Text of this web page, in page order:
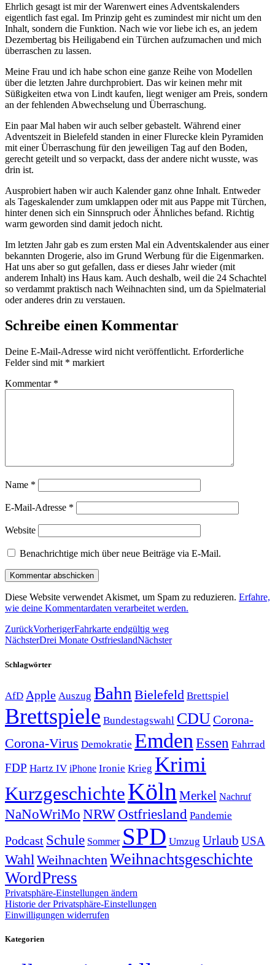
Ehrlich gesagt ist mir der Warenwert eines Adventskalenders
eigentlich fast egal. Im Prinzip geht es zumindest mir nicht um den
Inhalt, sondern die Funktion. Nach wie vor liebe ich es, an jedem
Dezembertag bis Heiligabend ein Türchen aufzumachen und mich
überraschen zu lassen.
Meine Frau und ich habe schon eine ganze Reihe von Modellen
über die letzten Jahre durchprobiert. Das wir keinen mehr mit
Süßigkeiten etwa von Lindt kaufen, liegt weniger am Preis, sondern
an der fehlenden Abwechselung und Überraschung.
Ein paar Mal haben wir auch selber gebastelt. Während einer
Adventszeit in Bielefeld standen in einer Flurecke klein Pyramiden
mit einer Überraschung für den jeweiligen Tag auf den Boden,
gerecht geteilt und so verpackt, dass der andere nicht wusste, was
drin ist.
Ausprobiert haben wir auch Kalender ganz ohne Inhalt. Entweder
als Tageskalender zum umklappen oder mit aus Pappe mit Türchen,
hinter denen sich ein Sinnspruch oder Ähnliches befand. Richtig
warm geworden sind damit jedoch nicht.
Im letzten Jahr gab es zum ersten Mal ein Adventskalender aus einer
bekannten Drogerie, also im Grund Werbung für die Eigenmarken.
Hat uns aber so gut gefallen, dass er dieses Jahr wieder (mit
anderem Inhalt) ins Haus kam. Auch deshalb, weil die 24 Schachtel
so verdammt praktisch nach Weihnachten sind, um da Spielmaterial
oder anderes drin zu verstauen.
Schreibe einen Kommentar
Deine E-Mail-Adresse wird nicht veröffentlicht. Erforderliche
Felder sind mit * markiert
Kommentar *
Name *
E-Mail-Adresse *
Website
Benachrichtige mich über neue Beiträge via E-Mail.
Diese Website verwendet Akismet, um Spam zu reduzieren. Erfahre,
wie deine Kommentardaten verarbeitet werden.
ZurückVorherigerFahrkarte endgültig weg
NächsterDrei Monate OstfrieslandNächster
Schlagwörter
AfD Apple Auszug Bahn Bielefeld Brettspiel
Brettspiele Bundestagswahl CDUCorona-
Corona-Virus Demokratie Emden Essen Fahrrad
FDP Hartz IV iPhone Ironie Krieg Krimi
KurzgeschichteKöln Merkel Nachruf
NaNoWriMo NRWOstfriesland Pandemie
Podcast Schule Sommer SPD Umzug Urlaub USA
Wahl Weihnachten Weihnachtsgeschichte
WordPress
Privatsphäre-Einstellungen ändern
Historie der Privatsphäre-Einstellungen
Einwilligungen widerrufen
Kategorien